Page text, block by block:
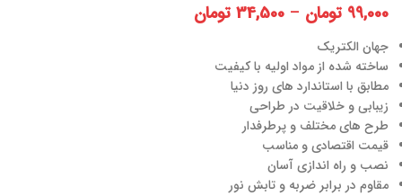
99,000 تومان –
34,500 تومان
جهان الکتریک
ساخته شده از مواد اولیه با کیفیت
مطابق با استاندارد های روز دنیا
زیبابی و خلاقیت در طراحی
طرح های مختلف و پرطرفدار
قیمت اقتصادی و مناسب
نصب و راه اندازی آسان
مقاوم در برابر ضربه و تابش نور